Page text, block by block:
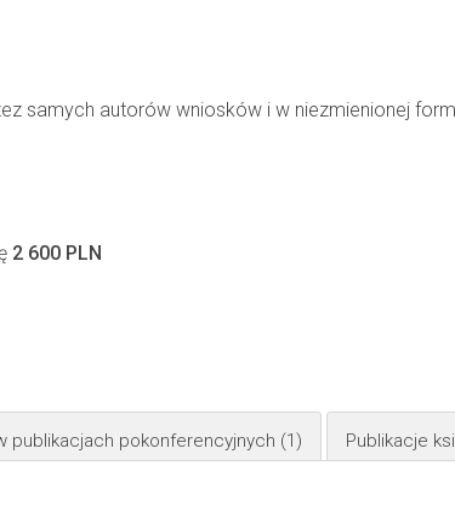
samych autorów wniosków i w niezmienionej
2 600 PLN
publikacjach pokonferencyjnych (1) Publikacje